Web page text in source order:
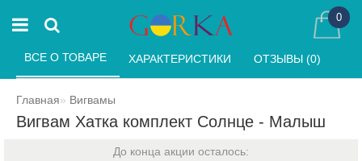
0
Главная Вигвамы
Вигвам Хатка комплект Солнце - Малыш
ВСЕ О ТОВАРЕ ХАРАКТЕРИСТИКИ ОТЗЫВЫ (0)
До конца акции осталось: